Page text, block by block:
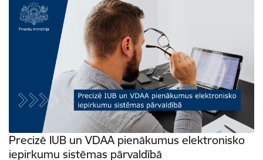
Precizē IUB un VDAA pienākumus elektronisko
iepirkumu sistēmas pārvaldībā